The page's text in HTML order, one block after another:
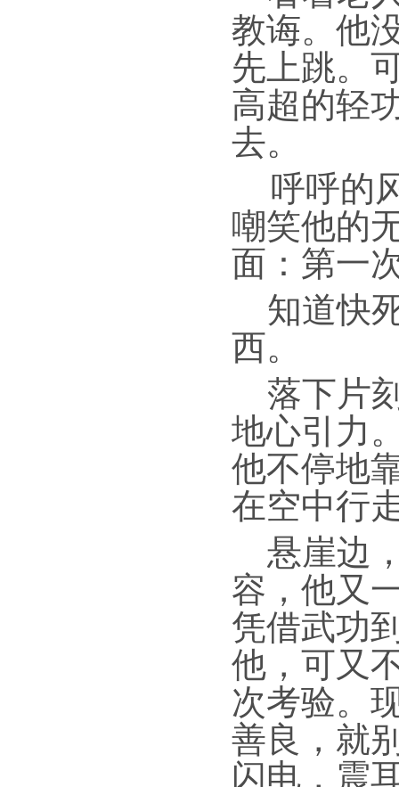
教诲。他
先上跳。
高超的轻
去。
呼呼的
嘲笑他的
面：第一
知道快
西。
落下片
地心引力
他不停地
在空中行
悬崖边
容，他又
凭借武功
他，可又
次考验。
善良，就
闪电，震